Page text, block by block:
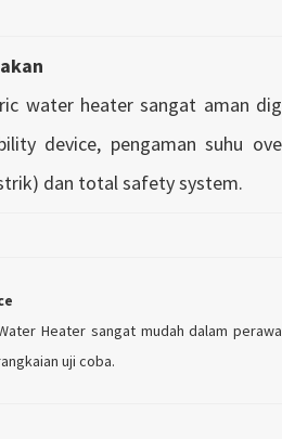
water heater sangat aman
device, pengaman suhu
dan total safety system.
Heater sangat mudah dalam
uji coba.